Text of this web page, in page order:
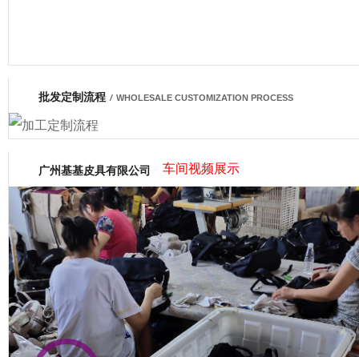
网商会会员
市商会会员单位
批发定制流程 / WHOLESALE CUSTOMIZATION PROCESS
广州基基皮具有限公司 车间视频展示